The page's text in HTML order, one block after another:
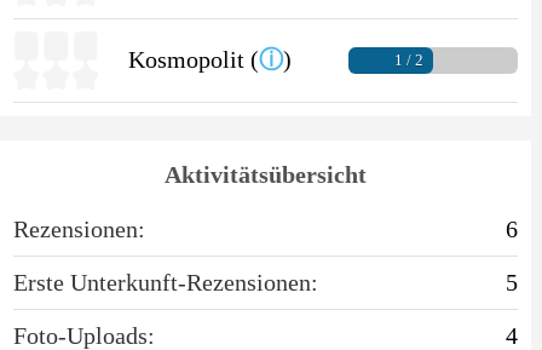
Kosmopolit (ⓘ) 1 / 2
Aktivitätsübersicht
Rezensionen:
6
Erste Unterkunft-Rezensionen:
5
Foto-Uploads:
4